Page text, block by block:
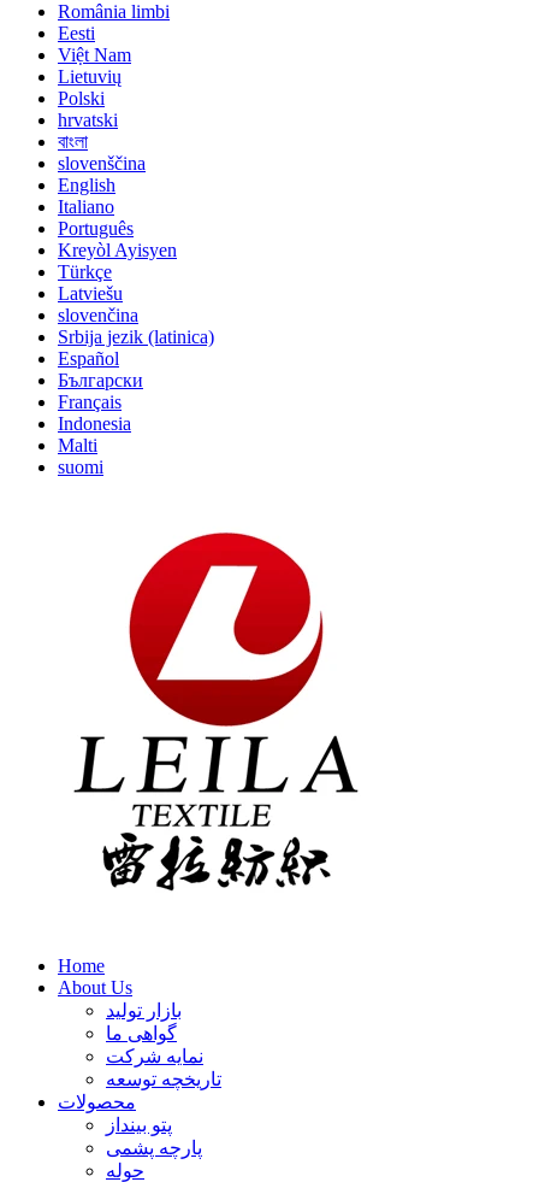
România limbi
Eesti
Việt Nam
Lietuvių
Polski
hrvatski
বাংলা
slovenščina
English
Italiano
Português
Kreyòl Ayisyen
Türkçe
Latviešu
slovenčina
Srbija jezik (latinica)
Español
Български
Français
Indonesia
Malti
suomi
Home
About Us
بازار تولید
گواهی ما
نمایه شرکت
تاریخچه توسعه
محصولات
پتو بینداز
پارچه پشمی
حوله